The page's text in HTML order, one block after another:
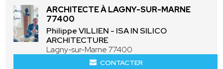
ARCHITECTE À LAGNY-SUR-MARNE
77400
Philippe VILLIEN - ISA IN SILICO
ARCHITECTURE
Lagny-sur-Marne 77400
CONTACTER